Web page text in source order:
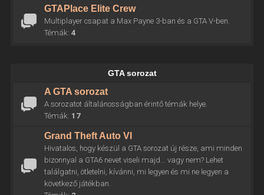
GTAPlace Elite Crew
Multiplayer csapat a Max Payne 3-ban és a GTA V-ben.
Témák: 4
GTA sorozat
A GTA sorozat
A sorozatot általánosságban érintő témák helye.
Témák: 17
Grand Theft Auto VI
Hivatalos, hogy készül a GTA sorozat új része, ami minden
bizonnyal a GTA6 nevet viseli majd... vagy nem? Lehet
találgatni, ötletelni, kívánni, mi legyen és mi ne legyen a
következő játékban.